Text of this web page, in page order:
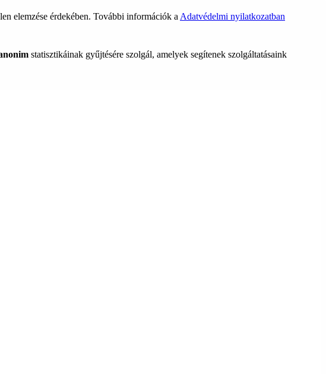
elemzése érdekében. További információk a Adatvédelmi nyilatkozatban
statisztikáinak gyűjtésére szolgál, amelyek segítenek szolgáltatásaink